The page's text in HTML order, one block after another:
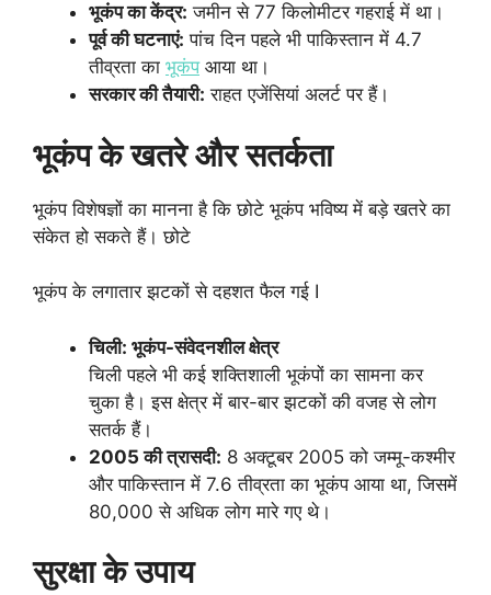
भूकंप का केंद्र: जमीन से 77 किलोमीटर गहराई में था।
पूर्व की घटनाएं: पांच दिन पहले भी पाकिस्तान में 4.7
तीव्रता का भूकंपआया था।
सरकार की तैयारी: राहत एजेंसियां अलर्ट पर हैं।
भूकंप के खतरे और सतर्कता
भूकंप विशेषज्ञों का मानना है कि छोटे भूकंप भविष्य में बड़े खतरे का
संकेत हो सकते हैं। छोटे
भूकंप के लगातार झटकों से दहशत फैल गई I
चिली: भूकंप-संवेदनशील क्षेत्र
चिली पहले भी कई शक्तिशाली भूकंपों का सामना कर
चुका है। इस क्षेत्र में बार-बार झटकों की वजह से लोग
सतर्क हैं।
2005 की त्रासदी: 8 अक्टूबर 2005 को जम्मू-कश्मीर
और पाकिस्तान में 7.6 तीव्रता का भूकंप आया था, जिसमें
80,000 से अधिक लोग मारे गए थे।
सुरक्षा के उपाय